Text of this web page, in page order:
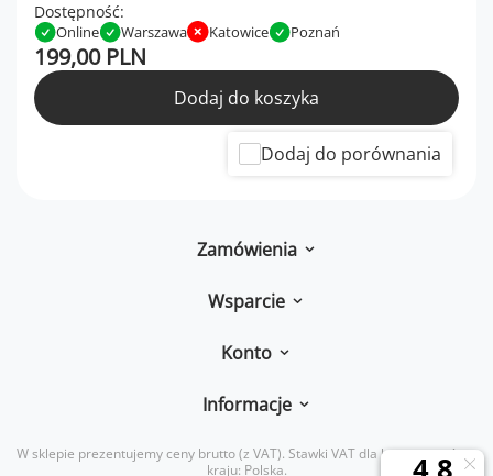
Dostępność:
Online Warszawa Katowice Poznań
199,00 PLN
Dodaj do koszyka
Dodaj do porównania
Zamówienia
Wsparcie
Konto
Informacje
W sklepie prezentujemy ceny brutto (z VAT). Stawki VAT dla konsumentów z
kraju: Polska.